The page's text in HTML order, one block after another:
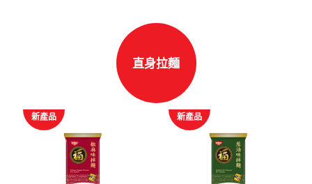
直身拉麵
新產品 新產品